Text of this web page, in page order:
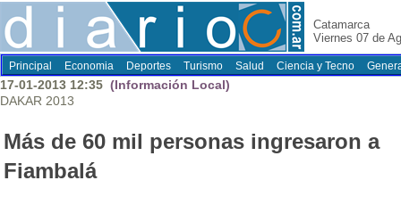
Catamarca
Viernes 07 de
Principal Economia Deportes Turismo Salud Ciencia y Tecno
17-01-2013 12:35 (Información Local)
DAKAR 2013
Más de 60 mil personas ingresaron a
Fiambalá